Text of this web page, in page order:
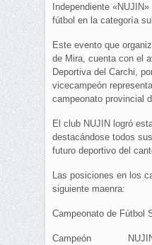
Independiente
fútbol en la categoría
Este evento que
de Mira, cuenta con el
Deportiva del Carchi,
vicecampeón
campeonato provincial
El club NUJIN logró
destacándose todos
futuro deportivo del
Las posiciones en los
siguiente maenra:
Campeonato de Fútbol
Campeón